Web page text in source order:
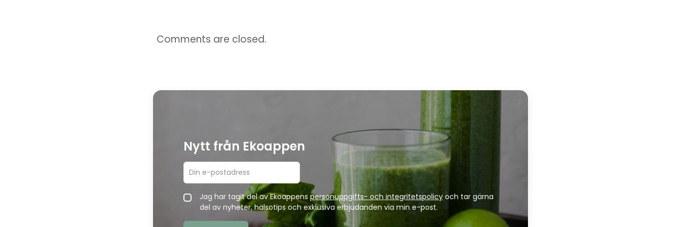
Comments are closed.
Nytt från Ekoappen
Jag har tagit del av Ekoappens personuppgifts- och integritetspolicy och tar gärna
del av nyheter, hälsotips och exklusiva erbjudanden via min e-post.